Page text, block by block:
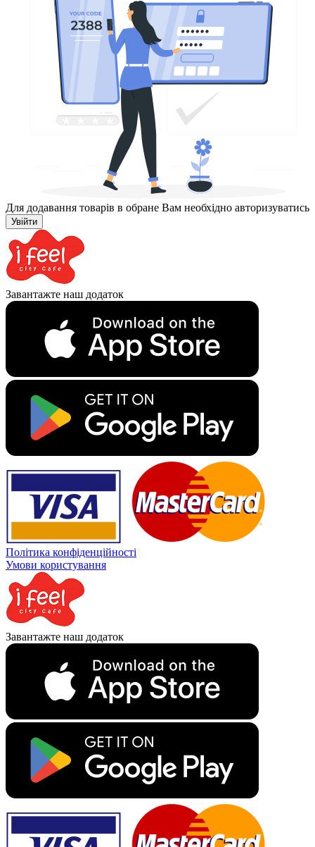
Для додавання товарів в обране Вам необхідно авторизуватись
Увійти
Завантажте наш додаток
Політика конфіденційності
Умови користування
Завантажте наш додаток